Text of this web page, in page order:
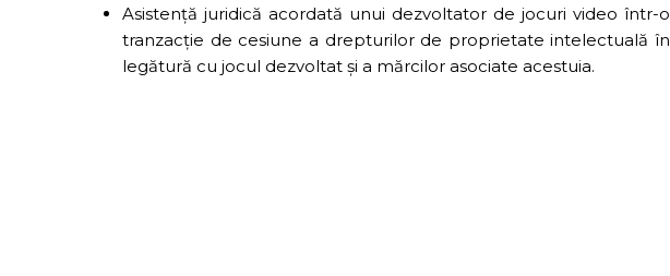
Asistență juridică acordată unui dezvoltator de jocuri video într-o
tranzacție de cesiune a drepturilor de proprietate intelectuală în
legătură cu jocul dezvoltat și a mărcilor asociate acestuia.